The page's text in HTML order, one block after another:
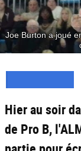
Joe Burton a joué
Hier au soir
de Pro B,